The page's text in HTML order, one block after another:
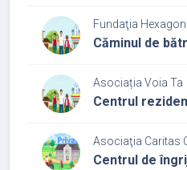
Fundaţia
Căminul de
Asociația Voia Ta
Centrul
Asociaţia Caritas
Centrul de